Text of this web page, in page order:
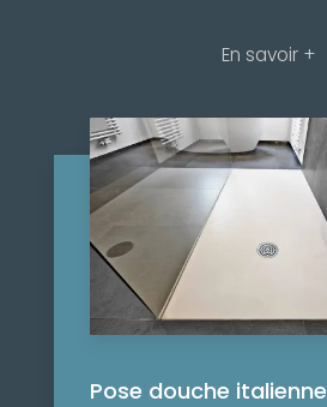
En savoir +
Pose douche italienne